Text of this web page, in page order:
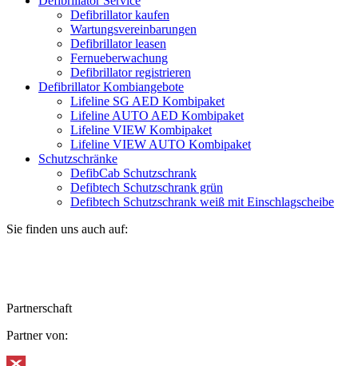
Defibrillator kaufen
Wartungsvereinbarungen
Defibrillator leasen
Fernueberwachung
Defibrillator registrieren
Defibrillator Kombiangebote
Lifeline SG AED Kombipaket
Lifeline AUTO AED Kombipaket
Lifeline VIEW Kombipaket
Lifeline VIEW AUTO Kombipaket
Schutzschränke
DefibCab Schutzschrank
Defibtech Schutzschrank grün
Defibtech Schutzschrank weiß mit Einschlagscheibe
Sie finden uns auch auf:
Partnerschaft
Partner von: